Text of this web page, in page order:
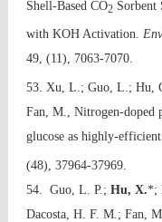
Shell-Based CO2Sorbent
with KOH Activation.
49, (11), 7063-7070.
53. Xu, L.; Guo, L.; Hu,
Fan, M., Nitrogen-doped
glucose as highly-
(48), 37964-37969.
54. Guo, L. P.; Hu, X.*;
Dacosta, H. F. M.; Fan,